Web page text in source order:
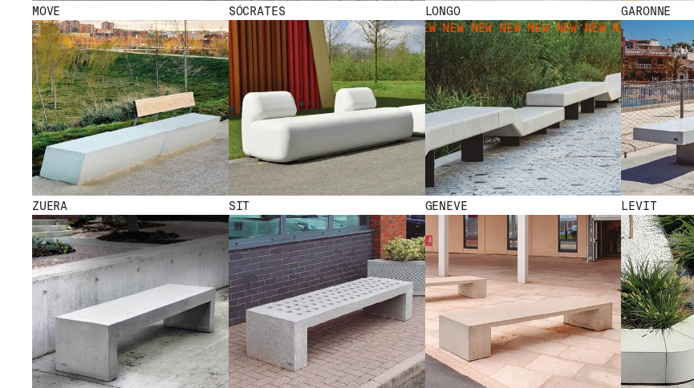
MOVE SÓCRATES LONGO GARONNE
ZUERA SIT
NEW NEW NEW NEW NEW NEW NEW NEW NEW NEW NEW NEW NEW NEW NEW
GENEVE LEVIT